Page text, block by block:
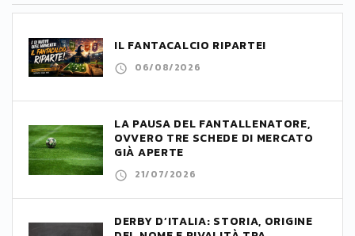
IL FANTACALCIO RIPARTE!
06/08/2026
LA PAUSA DEL FANTALLENATORE,
OVVERO TRE SCHEDE DI MERCATO
GIÀ APERTE
21/07/2026
DERBY D’ITALIA: STORIA, ORIGINE